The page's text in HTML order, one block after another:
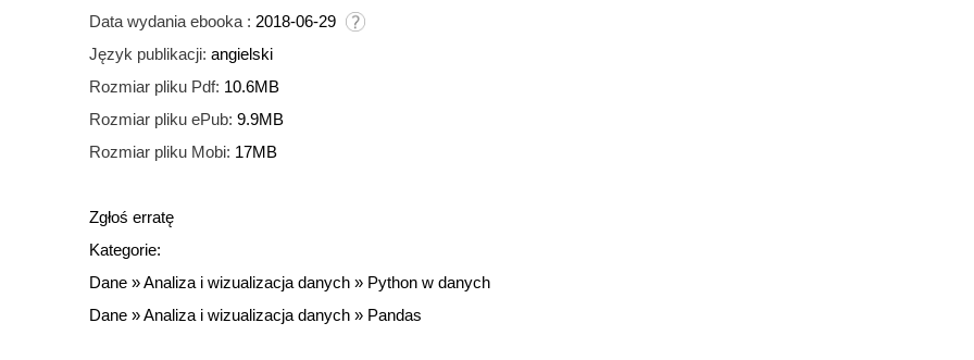
Data wydania ebooka : 2018-06-29
Język publikacji: angielski
Rozmiar pliku Pdf: 10.6MB
Rozmiar pliku ePub: 9.9MB
Rozmiar pliku Mobi: 17MB
Zgłoś erratę
Kategorie:
Dane »Analiza i wizualizacja danych » Python w danych
Dane »Analiza i wizualizacja danych » Pandas